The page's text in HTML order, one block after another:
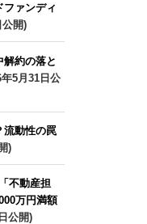
ファンディ
公開)
解約の落と
5月31日公
流動性の罠
)
不動産担
万円満額
公開)